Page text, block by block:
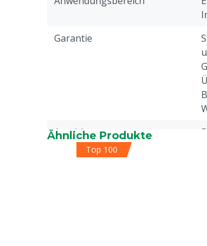
Garantie
Anschluss
Tierarten
Ähnliche Produkte
Top 100